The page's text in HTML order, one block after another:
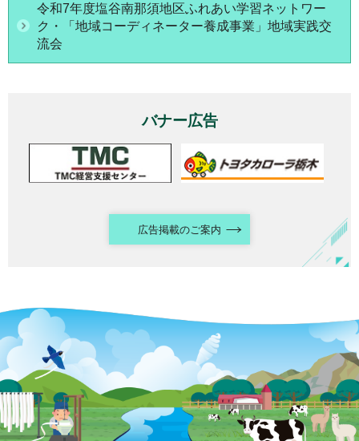
令和7年度塩谷南那須地区ふれあい学習ネットワー
ク・「地域コーディネーター養成事業」地域実践交
流会
バナー広告
広告掲載のご案内